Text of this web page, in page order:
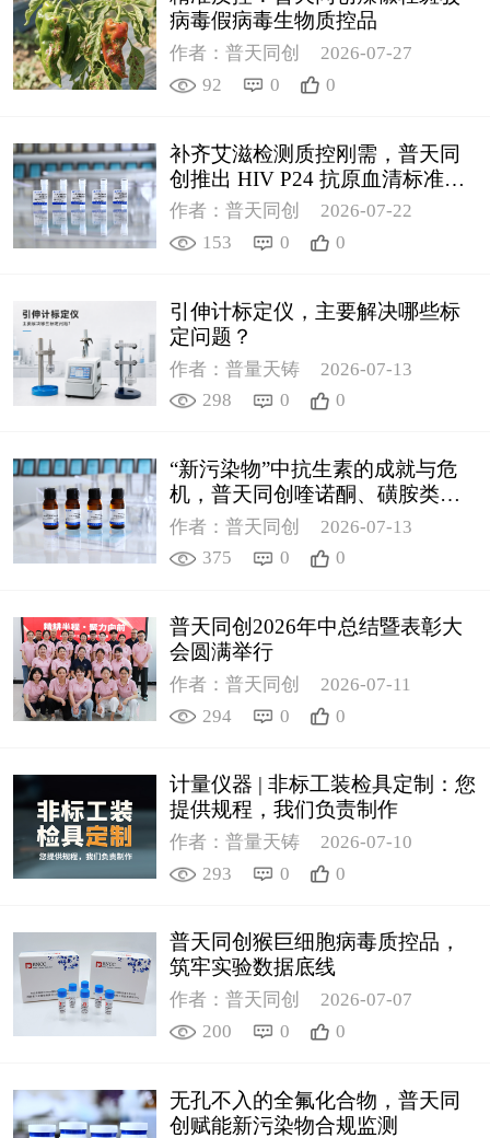
病毒假病毒生物质控品
作者：普天同创
2026-07-27
92
0 0
补齐艾滋检测质控刚需，普天同
创推出 HIV P24 抗原血清标准物
质
作者：普天同创
2026-07-22
153
0 0
引伸计标定仪，主要解决哪些标
定问题？
作者：普量天铸
2026-07-13
298
0 0
“新污染物”中抗生素的成就与危
机，普天同创喹诺酮、磺胺类质
控新品筑牢环境安全防线
作者：普天同创
2026-07-13
375
0 0
普天同创2026年中总结暨表彰大
会圆满举行
作者：普天同创
2026-07-11
294
0 0
计量仪器 | 非标工装检具定制：您
提供规程，我们负责制作
作者：普量天铸
2026-07-10
293
0 0
普天同创猴巨细胞病毒质控品，
筑牢实验数据底线
作者：普天同创
2026-07-07
200
0 0
无孔不入的全氟化合物，普天同
创赋能新污染物合规监测